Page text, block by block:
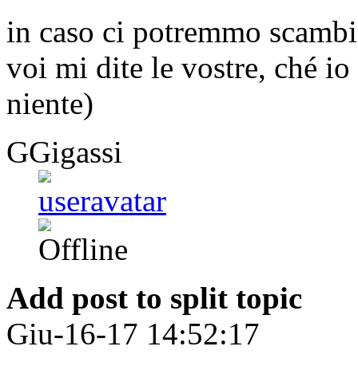
in caso ci potremmo
voi mi dite le vostre, ché
niente)
GGigassi
Add post to split topic
Giu-16-17 14:52:17